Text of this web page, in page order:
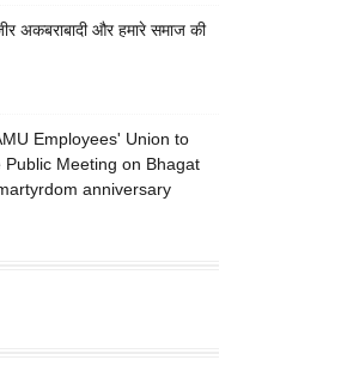
अकबराबादी और हमारे समाज की
Employees' Union to
Public Meeting on Bhagat
anniversary